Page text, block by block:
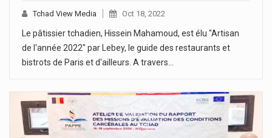
Tchad View Media Oct 18, 2022
Le pâtissier tchadien, Hissein Mahamoud, est élu "Artisan
de l'année 2022" par Lebey, le guide des restaurants et
bistrots de Paris et d'ailleurs. A travers…